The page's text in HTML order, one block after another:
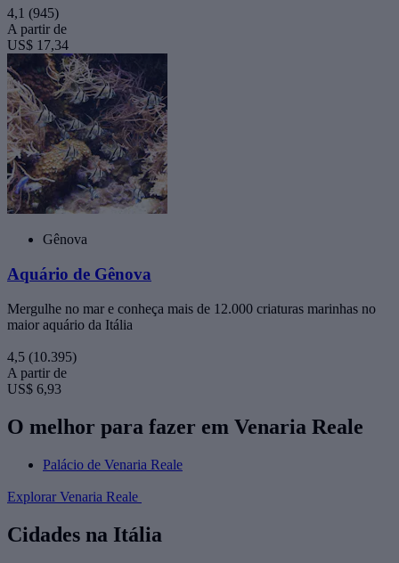
4,1 (945)
A partir de
US$ 17,34
Gênova
Aquário de Gênova
Mergulhe no mar e conheça mais de 12.000 criaturas marinhas no
maior aquário da Itália
4,5 (10.395)
A partir de
US$ 6,93
O melhor para fazer em Venaria Reale
Palácio de Venaria Reale
Explorar Venaria Reale
Cidades na Itália